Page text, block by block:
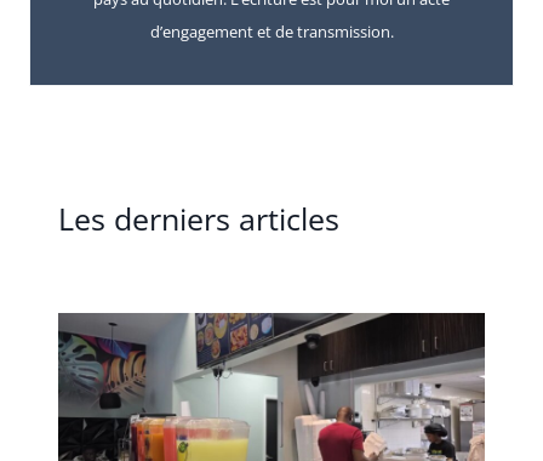
d’engagement et de transmission.
Les derniers articles